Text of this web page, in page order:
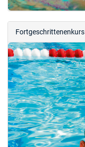
Fortgeschrittenenkurs